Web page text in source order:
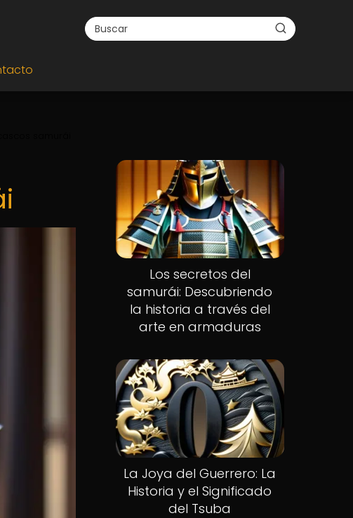
Los secretos del
samurái: Descubriendo
la historia a través del
arte en armaduras
La Joya del Guerrero: La
Historia y el Significado
del Tsuba